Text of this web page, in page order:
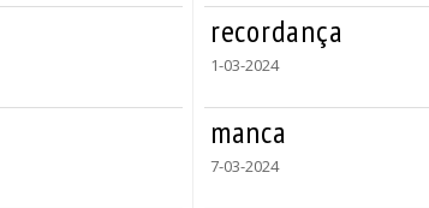
recordança
1-03-2024
manca
7-03-2024